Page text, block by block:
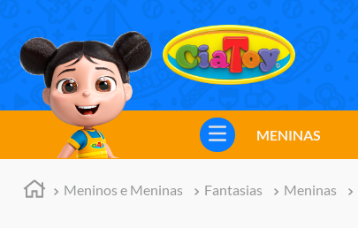
MENINAS
Meninos e Meninas Fantasias Meninas
TERMOS MAIS BUSCADOS
meninos
marvel legends
barbie